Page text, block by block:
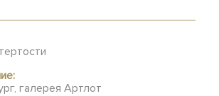
галерея Артлот